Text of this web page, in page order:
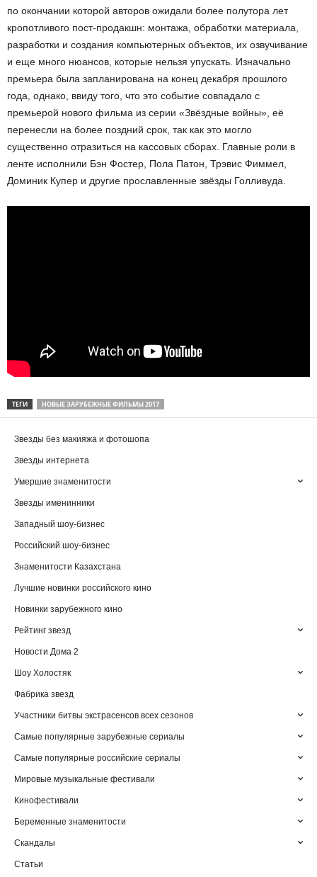
по окончании которой авторов ожидали более полутора лет
кропотливого пост-продакшн: монтажа, обработки материала,
разработки и создания компьютерных объектов, их озвучивание
и еще много нюансов, которые нельзя упускать. Изначально
премьера была запланирована на конец декабря прошлого
года, однако, ввиду того, что это событие совпадало с
премьерой нового фильма из серии «Звёздные войны», её
перенесли на более поздний срок, так как это могло
существенно отразиться на кассовых сборах. Главные роли в
ленте исполнили Бэн Фостер, Пола Патон, Трэвис Фиммел,
Доминик Купер и другие прославленные звёзды Голливуда.
ТЕГИ НОВЫЕ ЗАРУБЕЖНЫЕ ФИЛЬМЫ 2017
Звезды без макияжа и фотошопа
Звезды интернета
Умершие знаменитости
Звезды именинники
Западный шоу-бизнес
Российский шоу-бизнес
Знаменитости Казахстана
Лучшие новинки российского кино
Новинки зарубежного кино
Рейтинг звезд
Новости Дома 2
Шоу Холостяк
Фабрика звезд
Участники битвы экстрасенсов всех сезонов
Самые популярные зарубежные сериалы
Самые популярные российские сериалы
Мировые музыкальные фестивали
Кинофестивали
Беременные знаменитости
Скандалы
Статьи